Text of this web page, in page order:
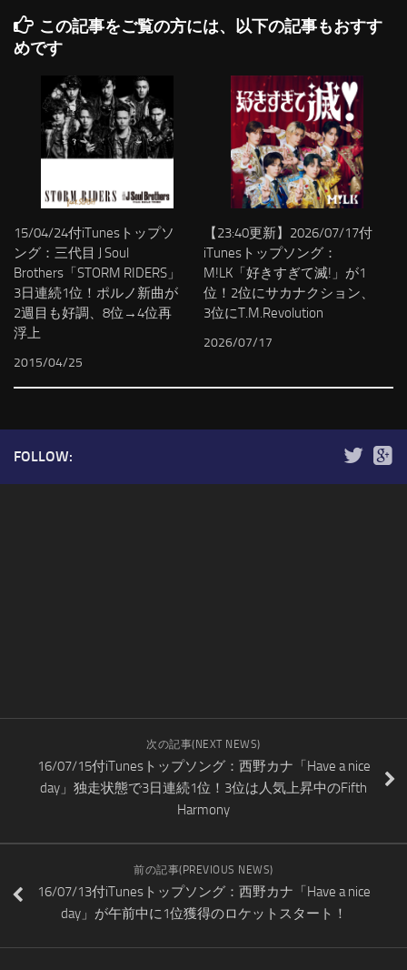
この記事をご覧の方には、以下の記事もおすす
めです
15/04/24付iTunesトップソ
ング：三代目 J Soul
Brothers「STORM RIDERS」
3日連続1位！ポルノ新曲が
2週目も好調、8位→4位再
浮上
2015/04/25
【23:40更新】2026/07/17付
iTunesトップソング：
M!LK「好きすぎて滅!」が1
位！2位にサカナクション、
3位にT.M.Revolution
2026/07/17
FOLLOW:
次の記事(NEXT NEWS)
16/07/15付iTunesトップソング：西野カナ「Have a nice
day」独走状態で3日連続1位！3位は人気上昇中のFifth
Harmony
前の記事(PREVIOUS NEWS)
16/07/13付iTunesトップソング：西野カナ「Have a nice
day」が午前中に1位獲得のロケットスタート！